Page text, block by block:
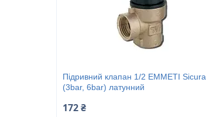
Підривний клапан 1/2 EMMETI Sicura
(3bar, 6bar) латунний
172 ₴